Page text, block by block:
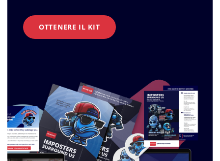
OTTENERE IL KIT